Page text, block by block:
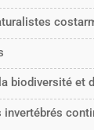
biodiversité et
invertébrés